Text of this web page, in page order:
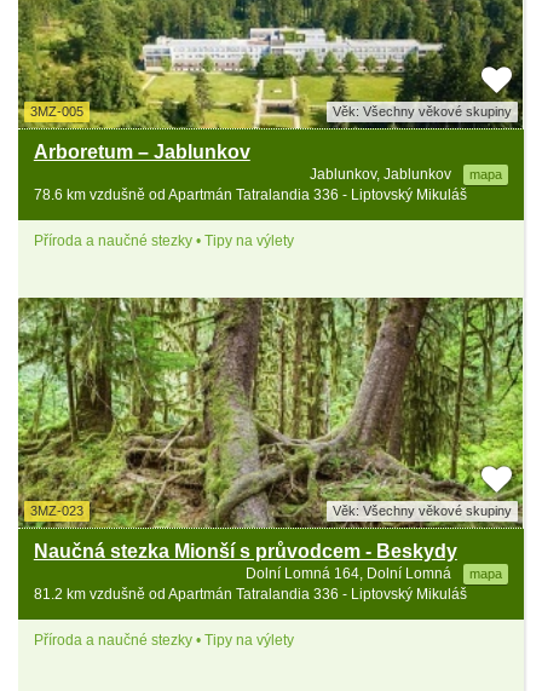
3MZ-005 Věk: Všechny věkové skupiny
Arboretum – Jablunkov
Jablunkov, Jablunkov mapa
78.6 km vzdušně od Apartmán Tatralandia 336 - Liptovský Mikuláš
Příroda a naučné stezky • Tipy na výlety
3MZ-023 Věk: Všechny věkové skupiny
Naučná stezka Mionší s průvodcem - Beskydy
Dolní Lomná 164, Dolní Lomná mapa
81.2 km vzdušně od Apartmán Tatralandia 336 - Liptovský Mikuláš
Příroda a naučné stezky • Tipy na výlety